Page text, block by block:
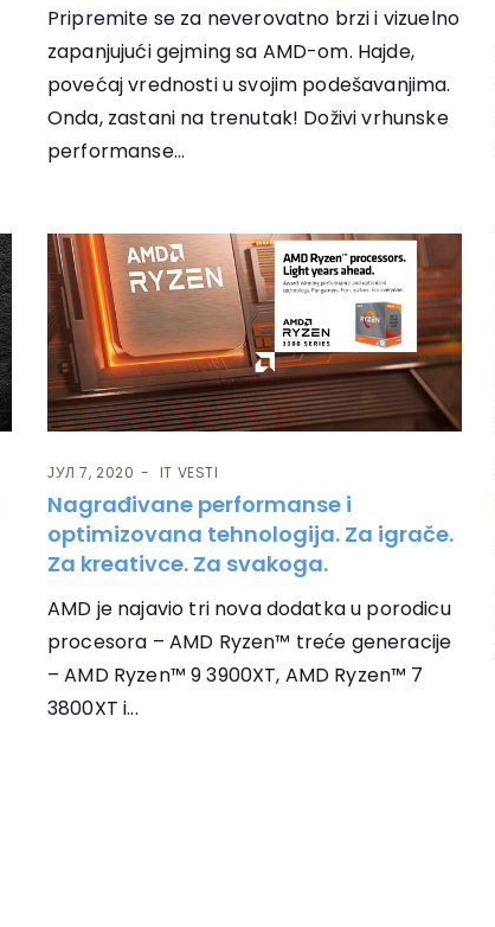
Pripremite se za neverovatno brzi i vizuelno
zapanjujući gejming sa AMD-om. Hajde,
povećaj vrednosti u svojim podešavanjima.
Onda, zastani na trenutak! Doživi vrhunske
performanse...
ЈУЛ 7, 2020 IT VESTI
Nagrađivane performanse i
optimizovana tehnologija. Za igrače.
Za kreativce. Za svakoga.
AMD je najavio tri nova dodatka u porodicu
procesora – AMD Ryzen™ treće generacije
– AMD Ryzen™ 9 3900XT, AMD Ryzen™ 7
3800XT i...